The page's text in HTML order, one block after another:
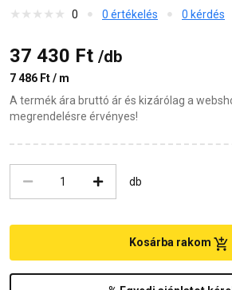
0
0 értékelés 0 kérdés
37 430 Ft /db
7 486 Ft / m
A termék ára bruttó ár és kizárólag a
megrendelésre érvényes!
db
Kosárba rakom